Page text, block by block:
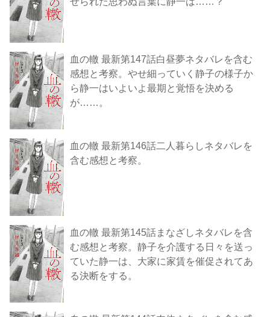
血の轍 最新第147話白昼夢ネタバレを含む
感想と考察。やせ細っていく静子の様子か
ら静一はいよいよ最期と覚悟を決める
が……。
血の轍 最新第146話二人暮らしネタバレを
含む感想と考察。
血の轍 最新第145話まなざしネタバレを含
む感想と考察。静子を介護する日々を送っ
ていた静一は、大家に家賃を催促されてあ
る決断をする。